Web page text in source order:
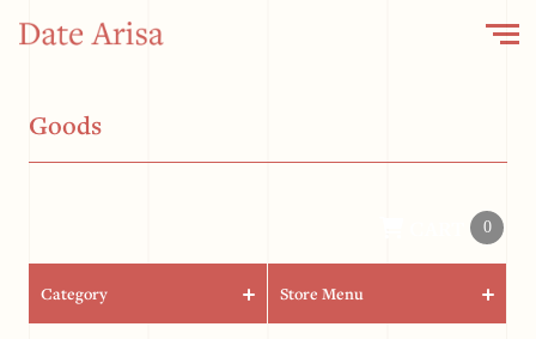
Goods
0
Category Store Menu